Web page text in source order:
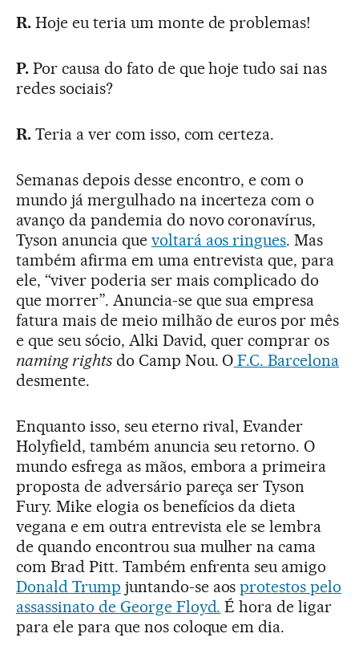
R.Hoje eu teria um monte de problemas!
P.Por causa do fato de que hoje tudo sai nas
redes sociais?
R.Teria a ver com isso, com certeza.
Semanas depois desse encontro, e com o
mundo já mergulhado na incerteza com o
avanço da pandemia do novo coronavírus,
Tyson anuncia que voltará aos ringues. Mas
também afirma em uma entrevista que, para
ele, “viver poderia ser mais complicado do
que morrer”. Anuncia-se que sua empresa
fatura mais de meio milhão de euros por mês
e que seu sócio, Alki David, quer comprar os
naming rightsdo Camp Nou. O F.C. Barcelona
desmente.
Enquanto isso, seu eterno rival, Evander
Holyfield, também anuncia seu retorno. O
mundo esfrega as mãos, embora a primeira
proposta de adversário pareça ser Tyson
Fury. Mike elogia os benefícios da dieta
vegana e em outra entrevista ele se lembra
de quando encontrou sua mulher na cama
com Brad Pitt. Também enfrenta seu amigo
Donald Trump juntando-se aosprotestos pelo
assassinato de George Floyd. É hora de ligar
para ele para que nos coloque em dia.